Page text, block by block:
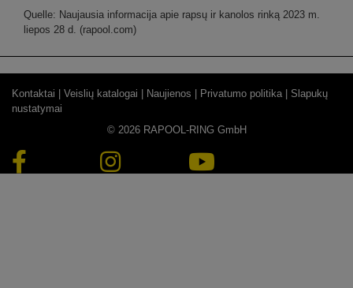
Quelle: Naujausia informacija apie rapsų ir kanolos rinką 2023 m.
liepos 28 d. (rapool.com)
Kontaktai | Veislių katalogai | Naujienos | Privatumo politika | Slapukų
nustatymai
© 2026 RAPOOL-RING GmbH